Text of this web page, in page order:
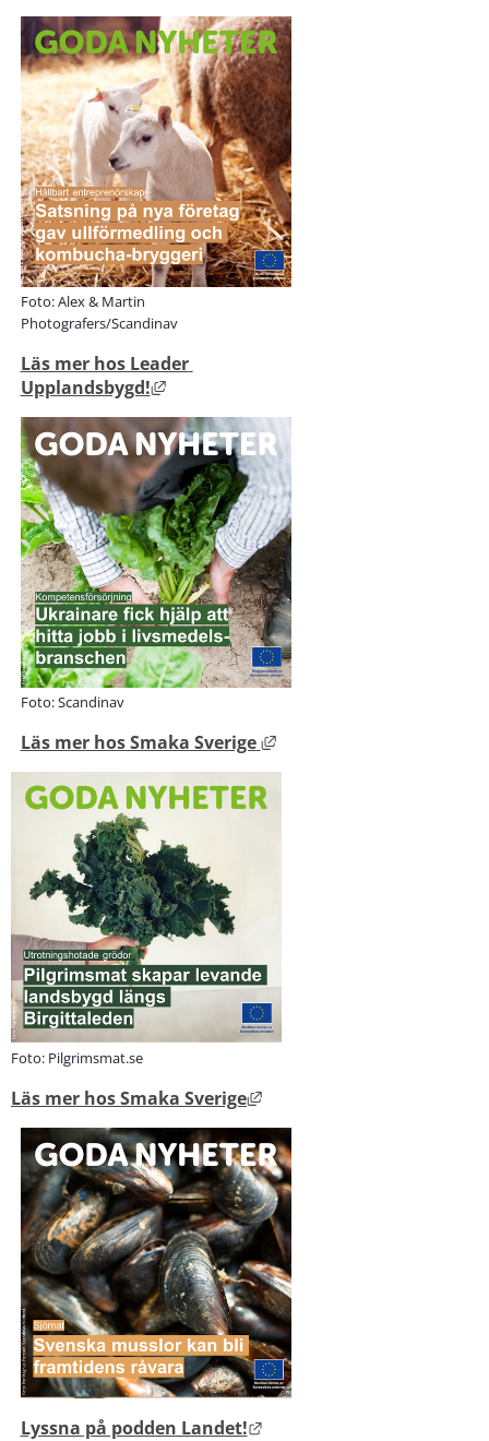
Foto: Alex & Martin
Photografers/Scandinav
Läs mer hos Leader
Upplandsbygd!
Länk till annan webbplats, öppnas i
Foto: Scandinav
Läs mer hos Smaka Sverige Länk till annan
Foto: Pilgrimsmat.se
Läs mer hos Smaka Sverige Länk till annan webbplats,
Lyssna på podden Landet! Länk till annan